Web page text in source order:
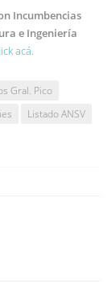
Incumbencias
e Ingeniería
acá.
Gral. Pico
Listado ANSV